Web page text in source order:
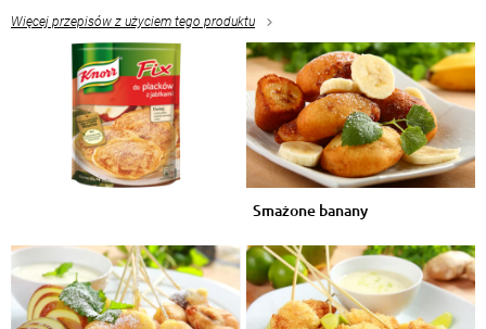
Więcej przepisów z użyciem tego produktu
Smażone banany